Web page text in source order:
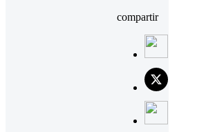
compartir